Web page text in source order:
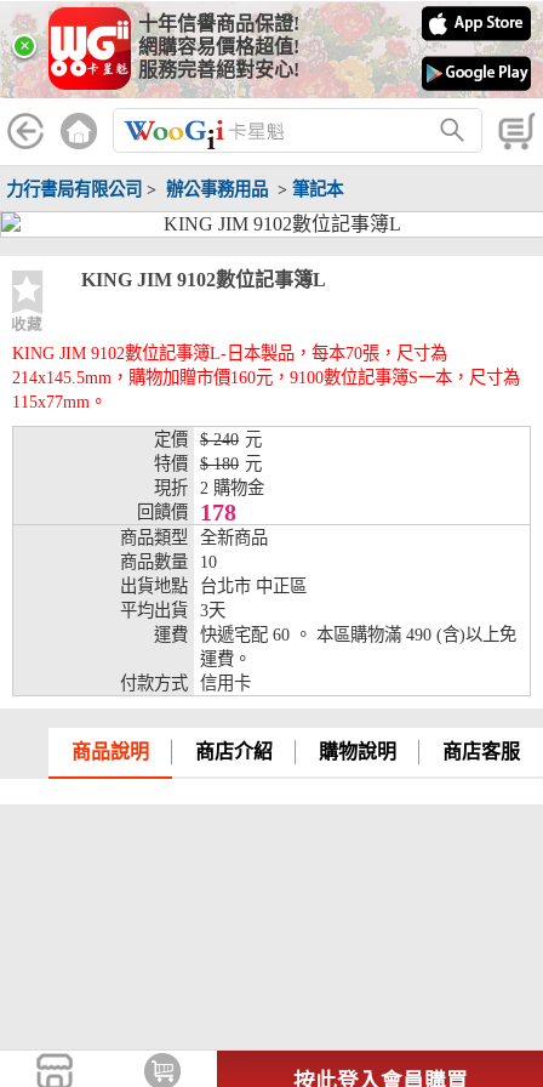
×
十年信譽商品保證!
網購容易價格超值!
服務完善絕對安心!
力行書局有限公司 > 辦公事務用品 > 筆記本
收藏
KING JIM 9102數位記事簿L
KING JIM 9102數位記事簿L-日本製品，每本70張，尺寸為
214x145.5mm，購物加贈市價160元，9100數位記事簿S一本，尺寸為
115x77mm。
定價
$ 240 元
特價
$ 180 元
現折
2 購物金
回饋價
178
商品類型
全新商品
商品數量
10
出貨地點
台北市 中正區
平均出貨
3天
運費
快遞宅配 60 。 本區購物滿 490 (含)以上免
運費。
付款方式
信用卡
商品說明 商店介紹 購物說明 商店客服
按此登入會員購買
線上分期銀行
WooGii 與 綠界 合作，『信用卡分期付款』 與 『信用卡零利率
分期付款』 的配合銀行如下：
分期期數 提供分期之銀行
3期
兆豐銀行、合作金庫、第一銀行、華南銀行、
彰化銀行、上海銀行、富邦銀行、國泰世華、
臺灣新光銀行、陽信銀行、聯邦銀行、遠東商
託、台灣樂天、三信商銀
兆豐銀行、合作金庫、第一銀行、華南銀行、
台灣企銀、台中銀行、匯豐銀行、華泰銀行、
臺灣新光銀行、陽信銀行、聯邦銀行、遠東商
銀、元大銀行、永豐銀行、玉山銀行、凱基銀
行、星展銀行、台新銀行、安泰銀行、中國信
託、台灣樂天、三信商銀
兆豐銀行、合作金庫、第一銀行、華南銀行、
彰化銀行、上海銀行、富邦銀行、國泰世華、
台灣企銀、台中銀行、匯豐銀行、華泰銀行、
臺灣新光銀行、陽信銀行、聯邦銀行、遠東商
銀、元大銀行、永豐銀行、玉山銀行、凱基銀
行、星展銀行、台新銀行、安泰銀行、中國信
兆豐銀行、合作金庫、第一銀行、華南銀行、
彰化銀行、上海銀行、富邦銀行、國泰世華、